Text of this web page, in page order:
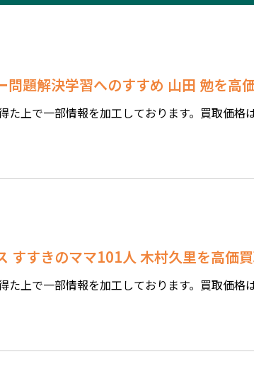
題解決学習へのすすめ 山田 勉を高
上で一部情報を加工しております。買取価格
すすきのママ101人 木村久里を高価買
上で一部情報を加工しております。買取価格